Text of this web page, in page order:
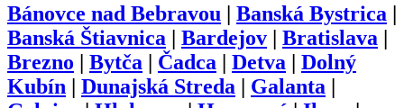
Bánovce nad Bebravou | Banská Bystrica |
Banská Štiavnica | Bardejov | Bratislava |
Brezno | Bytča | Čadca | Detva | Dolný
Kubín | Dunajská Streda | Galanta |